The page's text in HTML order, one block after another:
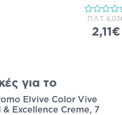
Π.Λ.Τ.
2,11€
για το
Elvive Color Vive
Excellence Creme, 7